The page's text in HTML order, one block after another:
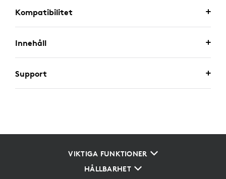
Kompatibilitet
Innehåll
Support
VIKTIGA FUNKTIONER
HÅLLBARHET